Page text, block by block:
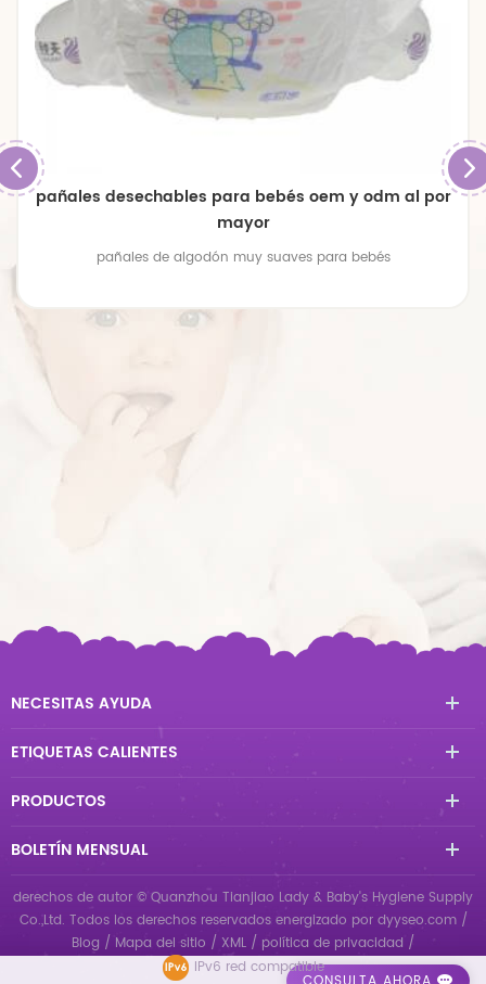
pañales desechables para bebés oem y odm al por
mayor
pañales de algodón muy suaves para bebés
NECESITAS AYUDA
ETIQUETAS CALIENTES
PRODUCTOS
BOLETÍN MENSUAL
derechos de autor © Quanzhou Tianjiao Lady & Baby's Hygiene Supply
Co.,Ltd. Todos los derechos reservados energizado por dyyseo.com /
Blog / Mapa del sitio / XML / política de privacidad /
IPv6 red compatible